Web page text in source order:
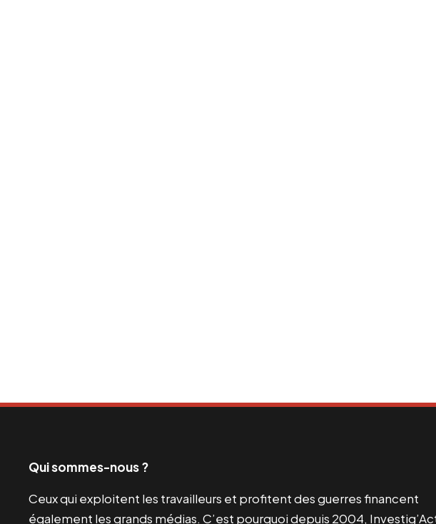
Qui sommes-nous ?
Ceux qui exploitent les travailleurs et profitent des guerres financent
également les grands médias. C’est pourquoi depuis 2004,